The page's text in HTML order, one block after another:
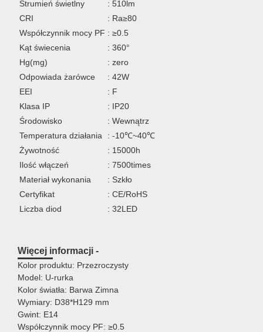
Strumień świetlny
: 510lm
CRI
: Ra≥80
Współczynnik mocy PF : ≥0.5
Kąt świecenia
: 360°
Hg(mg)
: zero
Odpowiada żarówce
: 42W
EEI
: F
Klasa IP
: IP20
Środowisko
: Wewnątrz
Temperatura działania
: -10℃~40℃
Żywotność
: 15000h
Ilość włączeń
: 7500times
Materiał wykonania
: Szkło
Certyfikat
: CE/RoHS
Liczba diod
: 32LED
Więcej informacji -
Kolor produktu: Przezroczysty
Model: U-rurka
Kolor światła: Barwa Zimna
Wymiary: D38*H129 mm
Gwint: E14
Współczynnik mocy PF: ≥0.5